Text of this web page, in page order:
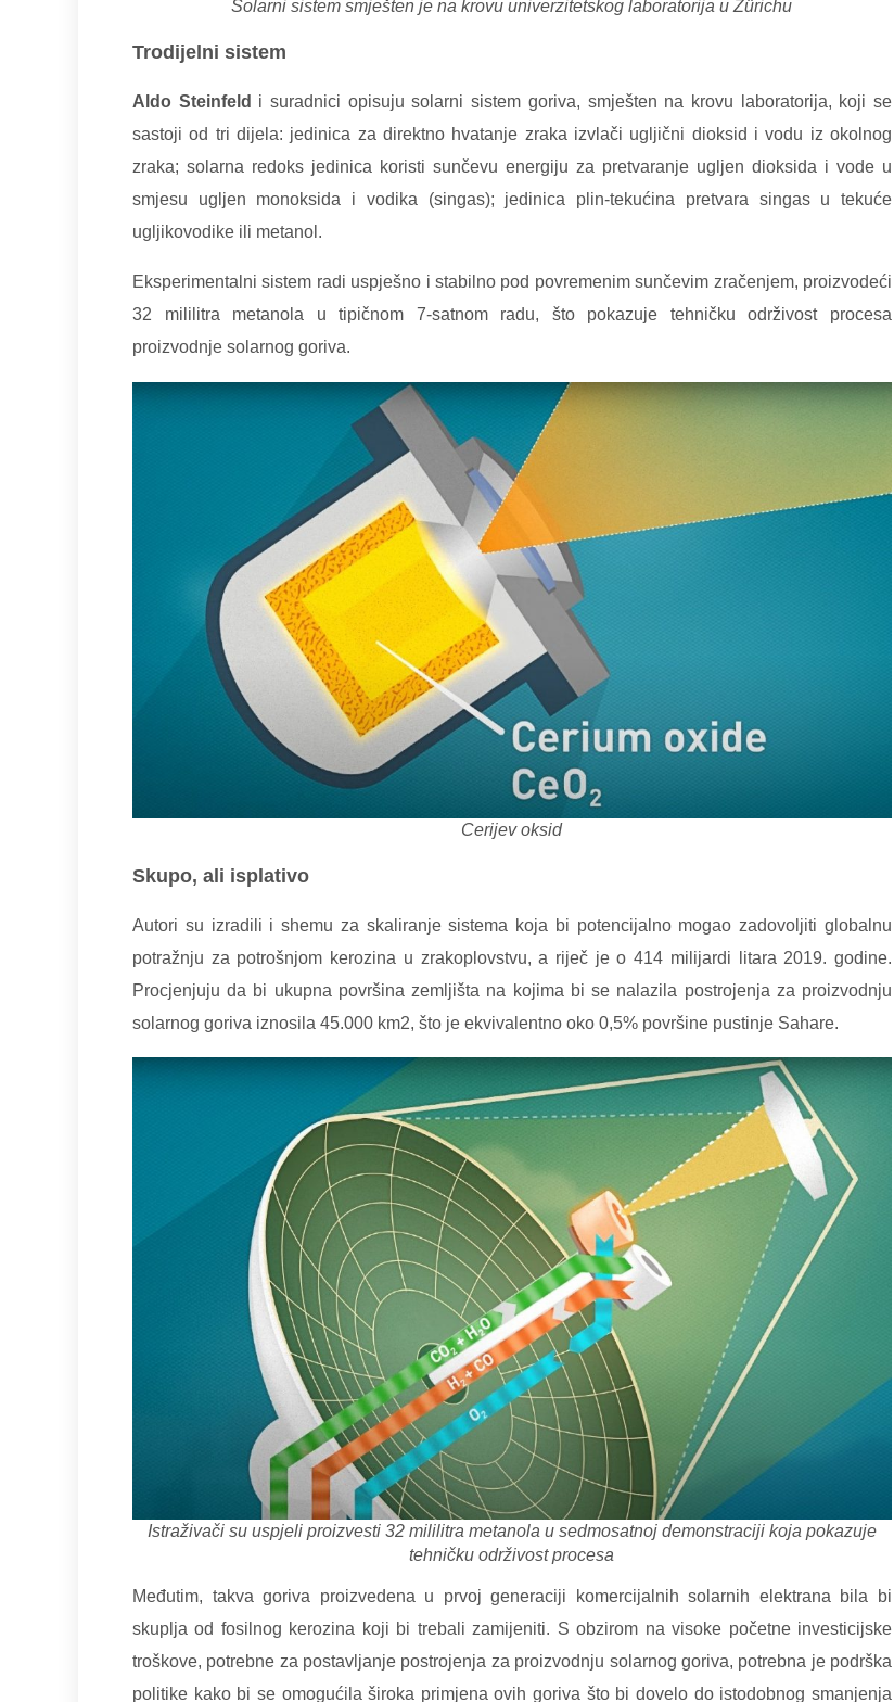
Solarni sistem smješten je na krovu univerzitetskog laboratorija u Zürichu
Trodijelni sistem
Aldo Steinfeld i suradnici opisuju solarni sistem goriva, smješten na krovu laboratorija, koji se
sastoji od tri dijela: jedinica za direktno hvatanje zraka izvlači ugljični dioksid i vodu iz okolnog
zraka; solarna redoks jedinica koristi sunčevu energiju za pretvaranje ugljen dioksida i vode u
smjesu ugljen monoksida i vodika (singas); jedinica plin-tekućina pretvara singas u tekuće
ugljikovodike ili metanol.
Eksperimentalni sistem radi uspješno i stabilno pod povremenim sunčevim zračenjem, proizvodeći
32 mililitra metanola u tipičnom 7-satnom radu, što pokazuje tehničku održivost procesa
proizvodnje solarnog goriva.
Cerijev oksid
Skupo, ali isplativo
Autori su izradili i shemu za skaliranje sistema koja bi potencijalno mogao zadovoljiti globalnu
potražnju za potrošnjom kerozina u zrakoplovstvu, a riječ je o 414 milijardi litara 2019. godine.
Procjenjuju da bi ukupna površina zemljišta na kojima bi se nalazila postrojenja za proizvodnju
solarnog goriva iznosila 45.000 km2, što je ekvivalentno oko 0,5% površine pustinje Sahare.
Istraživači su uspjeli proizvesti 32 mililitra metanola u sedmosatnoj demonstraciji koja pokazuje
tehničku održivost procesa
Međutim, takva goriva proizvedena u prvoj generaciji komercijalnih solarnih elektrana bila bi
skuplja od fosilnog kerozina koji bi trebali zamijeniti. S obzirom na visoke početne investicijske
troškove, potrebne za postavljanje postrojenja za proizvodnju solarnog goriva, potrebna je podrška
politike kako bi se omogućila široka primjena ovih goriva što bi dovelo do istodobnog smanjenja